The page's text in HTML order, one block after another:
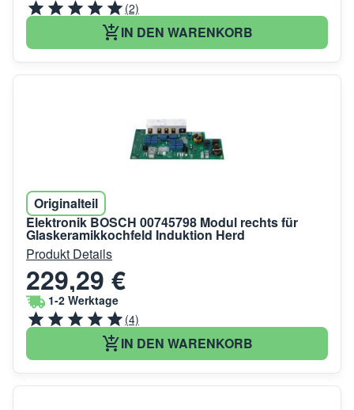
(2)
IN DEN WARENKORB
Originalteil
Elektronik BOSCH 00745798 Modul rechts für
Glaskeramikkochfeld Induktion Herd
Produkt Details
229,29 €
1-2 Werktage
(4)
IN DEN WARENKORB